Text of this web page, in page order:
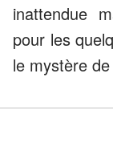
inattendue
pour les
le mystère